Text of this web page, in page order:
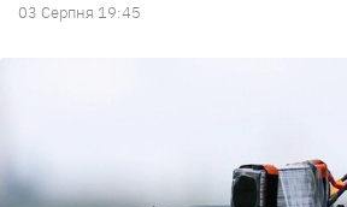
03 Серпня 19:45